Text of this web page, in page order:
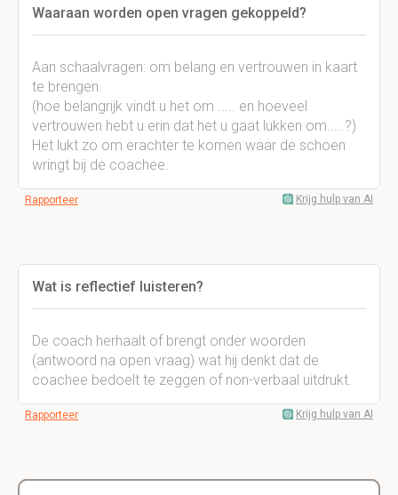
Waaraan worden open vragen gekoppeld?
Aan schaalvragen: om belang en vertrouwen in kaart
te brengen.
(hoe belangrijk vindt u het om ..... en hoeveel
vertrouwen hebt u erin dat het u gaat lukken om.....?)
Het lukt zo om erachter te komen waar de schoen
wringt bij de coachee.
Rapporteer Krijg hulp van AI
Wat is reflectief luisteren?
De coach herhaalt of brengt onder woorden
(antwoord na open vraag) wat hij denkt dat de
coachee bedoelt te zeggen of non-verbaal uitdrukt.
Rapporteer Krijg hulp van AI